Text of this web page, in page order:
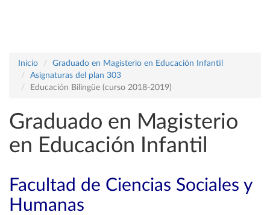
Inicio
Graduado en Magisterio en Educación Infantil
Asignaturas del plan 303
Educación Bilingüe (curso 2018-2019)
Graduado en Magisterio
en Educación Infantil
Facultad de Ciencias Sociales y
Humanas